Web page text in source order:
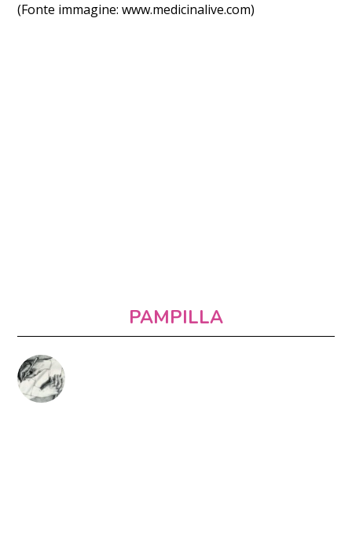
(Fonte immagine: www.medicinalive.com)
PAMPILLA